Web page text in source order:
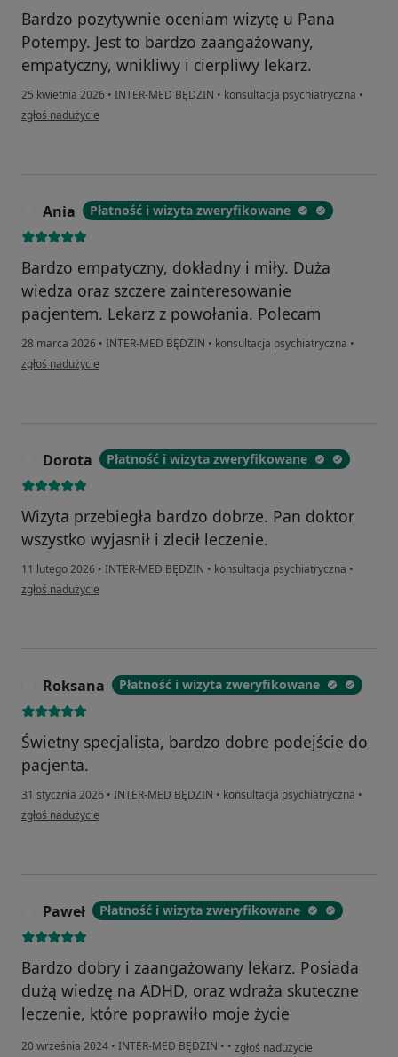
Bardzo pozytywnie oceniam wizytę u Pana
Potempy. Jest to bardzo zaangażowany,
empatyczny, wnikliwy i cierpliwy lekarz.
25 kwietnia 2026 • INTER-MED BĘDZIN • konsultacja psychiatryczna •
w opinii użytkownika P.S
zgłoś nadużycie
Ania Płatność i wizyta zweryfikowane
Bardzo empatyczny, dokładny i miły. Duża
wiedza oraz szczere zainteresowanie
pacjentem. Lekarz z powołania. Polecam
28 marca 2026 • INTER-MED BĘDZIN • konsultacja psychiatryczna •
w opinii użytkownika Ania
zgłoś nadużycie
Dorota Płatność i wizyta zweryfikowane
Wizyta przebiegła bardzo dobrze. Pan doktor
wszystko wyjasnił i zlecił leczenie.
11 lutego 2026 • INTER-MED BĘDZIN • konsultacja psychiatryczna •
w opinii użytkownika Dorota
zgłoś nadużycie
Roksana Płatność i wizyta zweryfikowane
Świetny specjalista, bardzo dobre podejście do
pacjenta.
31 stycznia 2026 • INTER-MED BĘDZIN • konsultacja psychiatryczna •
w opinii użytkownika Roksana
zgłoś nadużycie
Paweł Płatność i wizyta zweryfikowane
Bardzo dobry i zaangażowany lekarz. Posiada
dużą wiedzę na ADHD, oraz wdraża skuteczne
leczenie, które poprawiło moje życie
20 września 2024 • INTER-MED BĘDZIN • • w opinii użytkownika Paweł
zgłoś nadużycie